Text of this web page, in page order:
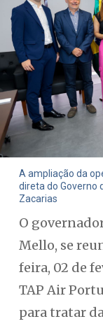
A ampliação da
direta do Governo
Zacarias
O
Mello, se
feira, 02 de
TAP Air
para tratar